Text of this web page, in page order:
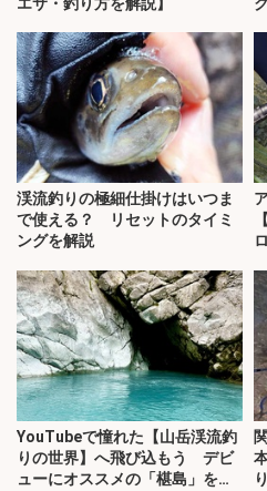
渓流釣りの極細仕掛けはいつま
で使える？ リセットのタイミ
ングを解説
YouTubeで憧れた【山岳渓流釣
りの世界】へ飛び込もう デビ
ューにオススメの「椹島」を紹